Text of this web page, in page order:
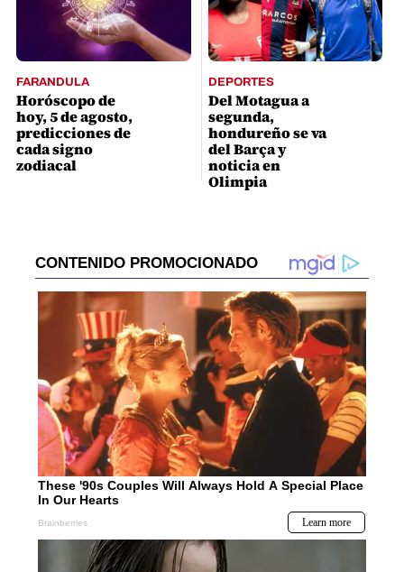
FARANDULA
Horóscopo de
hoy, 5 de agosto,
predicciones de
cada signo
zodiacal
DEPORTES
Del Motagua a
segunda,
hondureño se va
del Barça y
noticia en
Olimpia